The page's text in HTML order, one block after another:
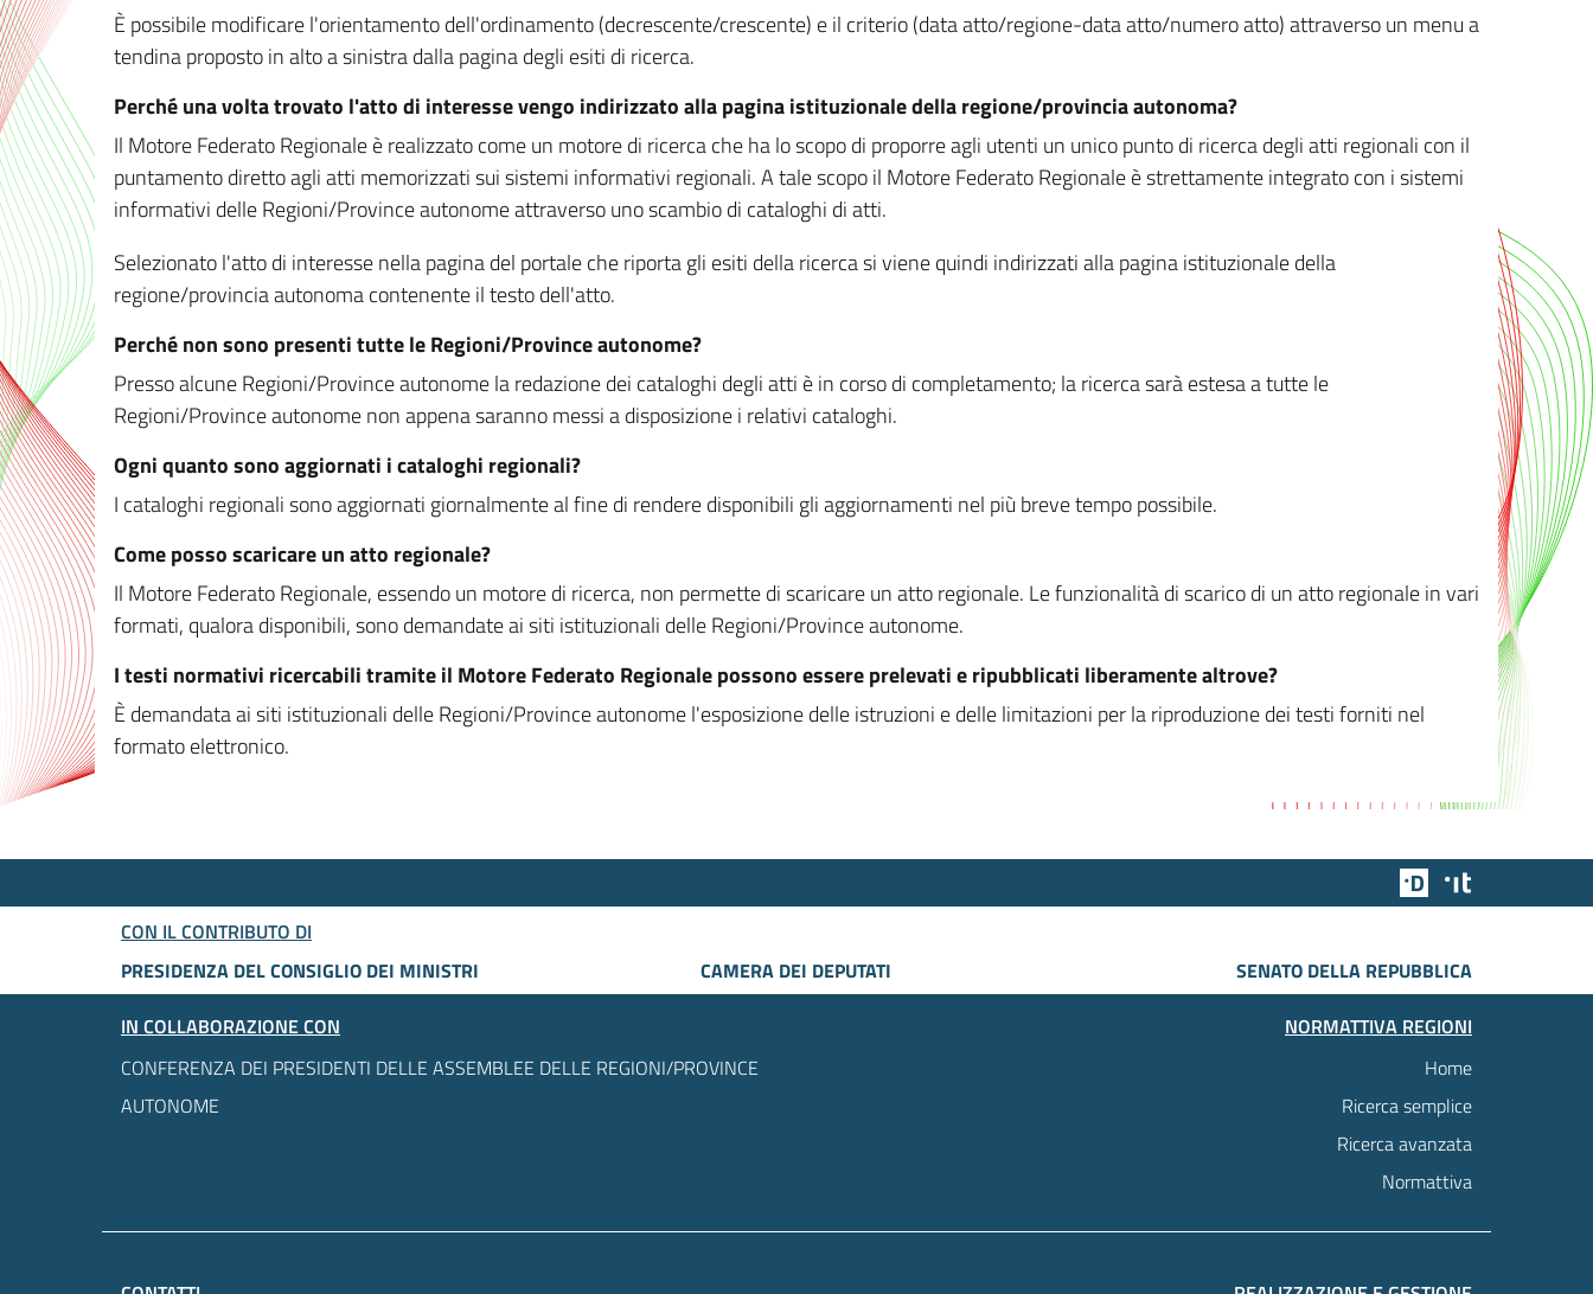
È possibile modificare l'orientamento dell'ordinamento (decrescente/crescente) e il criterio (data atto/regione-data atto/numero atto) attraverso un menu a
tendina proposto in alto a sinistra dalla pagina degli esiti di ricerca.
Perché una volta trovato l'atto di interesse vengo indirizzato alla pagina istituzionale della regione/provincia autonoma?
Il Motore Federato Regionale è realizzato come un motore di ricerca che ha lo scopo di proporre agli utenti un unico punto di ricerca degli atti regionali con il
puntamento diretto agli atti memorizzati sui sistemi informativi regionali. A tale scopo il Motore Federato Regionale è strettamente integrato con i sistemi
informativi delle Regioni/Province autonome attraverso uno scambio di cataloghi di atti.
Selezionato l'atto di interesse nella pagina del portale che riporta gli esiti della ricerca si viene quindi indirizzati alla pagina istituzionale della
regione/provincia autonoma contenente il testo dell'atto.
Perché non sono presenti tutte le Regioni/Province autonome?
Presso alcune Regioni/Province autonome la redazione dei cataloghi degli atti è in corso di completamento; la ricerca sarà estesa a tutte le
Regioni/Province autonome non appena saranno messi a disposizione i relativi cataloghi.
Ogni quanto sono aggiornati i cataloghi regionali?
I cataloghi regionali sono aggiornati giornalmente al fine di rendere disponibili gli aggiornamenti nel più breve tempo possibile.
Come posso scaricare un atto regionale?
Il Motore Federato Regionale, essendo un motore di ricerca, non permette di scaricare un atto regionale. Le funzionalità di scarico di un atto regionale in vari
formati, qualora disponibili, sono demandate ai siti istituzionali delle Regioni/Province autonome.
I testi normativi ricercabili tramite il Motore Federato Regionale possono essere prelevati e ripubblicati liberamente altrove?
È demandata ai siti istituzionali delle Regioni/Province autonome l'esposizione delle istruzioni e delle limitazioni per la riproduzione dei testi forniti nel
formato elettronico.
Team Digitale
CON IL CONTRIBUTO DI
PRESIDENZA DEL CONSIGLIO DEI MINISTRI
CAMERA DEI DEPUTATI
SENATO DELLA REPUBBLICA
IN COLLABORAZIONE CON
CONFERENZA DEI PRESIDENTI DELLE ASSEMBLEE DELLE REGIONI/PROVINCE
AUTONOME
NORMATTIVA REGIONI
Home
Ricerca semplice
Ricerca avanzata
Normattiva